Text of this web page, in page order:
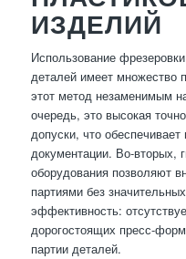
ИЗДЕЛИЙ
Использование
деталей имеет множество
этот метод незаменимым
очередь, это высокая
допуски, что обеспечивает
документации. Во-вторых,
оборудования позволяют
партиями без
эффективность:
дорогостоящих пресс-
партии деталей.